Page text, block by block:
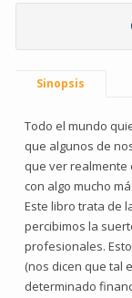
Sinopsis
Todo el mundo
que algunos de
que ver realmente
con algo mucho
Este libro trata de
percibimos la
profesionales.
(nos dicen que tal
determinado